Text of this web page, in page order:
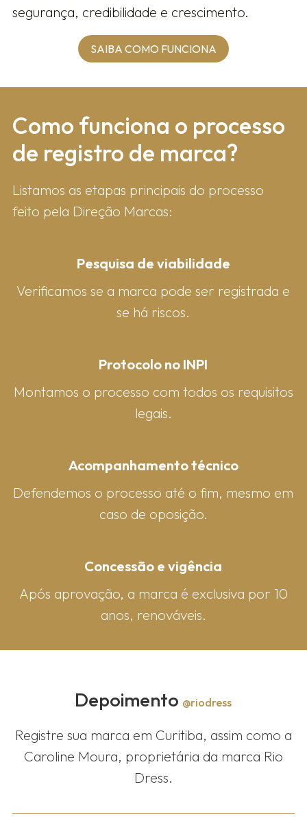
segurança, credibilidade e crescimento.
SAIBA COMO FUNCIONA
Como fun​ciona o processo
de registro de marca?
Listamos as etapas principais do processo
feito pela Direção Marcas:
Pesquisa de viabilidade
Verificamos se a marca pode ser registrada e
se há riscos.
Protocolo no INPI
Montamos o processo com todos os requisitos
legais.
Acompanhamento técnico
Defendemos o processo até o fim, mesmo em
caso de oposição.
Concessão e vigência
Após aprovação, a marca é exclusiva por 10
anos, renováveis.
Depoimento @riodress
Registre sua marca em Curitiba, assim como a
Caroline Moura, proprietária da marca Rio
Dress.